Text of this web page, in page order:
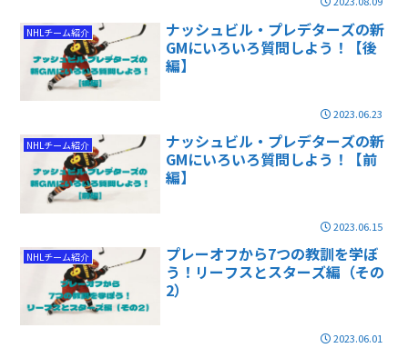
NHLチーム紹介
ナッシュビル・プレデターズの新
GMにいろいろ質問しよう！【後
編】
2023.06.23
NHLチーム紹介
ナッシュビル・プレデターズの新
GMにいろいろ質問しよう！【前
編】
2023.06.15
NHLチーム紹介
プレーオフから7つの教訓を学ぼ
う！リーフスとスターズ編（その
2）
2023.06.01